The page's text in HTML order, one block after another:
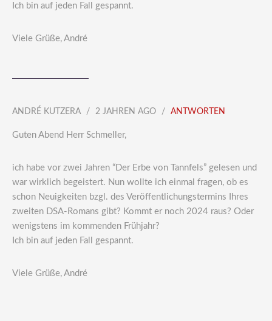
Ich bin auf jeden Fall gespannt.
Viele Grüße, André
ANDRÉ KUTZERA 2 JAHREN AGO ANTWORTEN
Guten Abend Herr Schmeller,
ich habe vor zwei Jahren “Der Erbe von Tannfels” gelesen und
war wirklich begeistert. Nun wollte ich einmal fragen, ob es
schon Neuigkeiten bzgl. des Veröffentlichungstermins Ihres
zweiten DSA-Romans gibt? Kommt er noch 2024 raus? Oder
wenigstens im kommenden Frühjahr?
Ich bin auf jeden Fall gespannt.
Viele Grüße, André